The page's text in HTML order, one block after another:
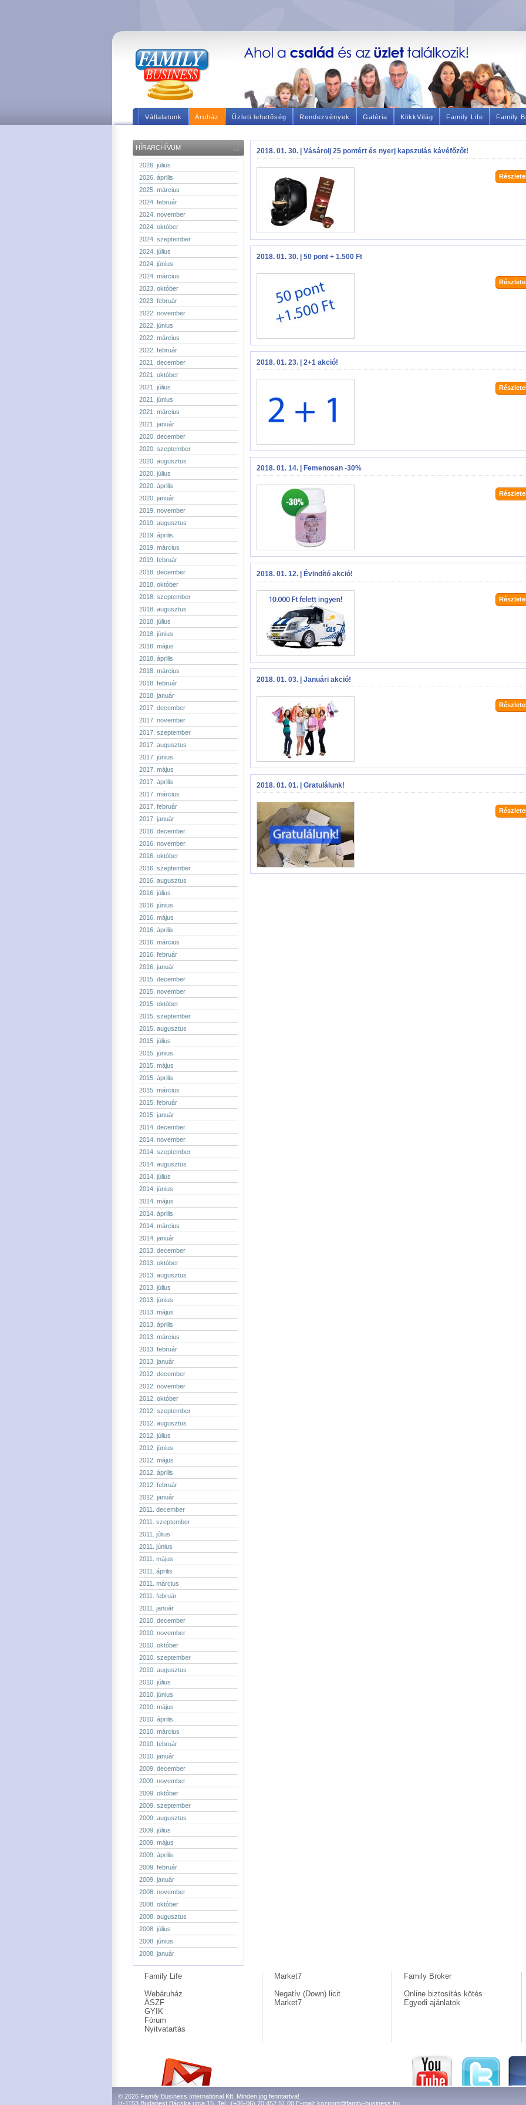
Vállalatunk Áruház Üzleti lehetőség Rendezvények Galéria KlikkVilág Family Life Family
HÍRARCHÍVUM
2026. július
2026. április
2025. március
2024. február
2024. november
2024. október
2024. szeptember
2024. július
2024. június
2024. március
2023. október
2023. február
2022. november
2022. június
2022. március
2022. február
2021. december
2021. október
2021. július
2021. június
2021. március
2021. január
2020. december
2020. szeptember
2020. augusztus
2020. július
2020. április
2020. január
2019. november
2019. augusztus
2019. április
2019. március
2019. február
2018. december
2018. október
2018. szeptember
2018. augusztus
2018. július
2018. június
2018. május
2018. április
2018. március
2018. február
2018. január
2017. december
2017. november
2017. szeptember
2017. augusztus
2017. június
2017. május
2017. április
2017. március
2017. február
2017. január
2016. december
2016. november
2016. október
2016. szeptember
2016. augusztus
2016. július
2016. június
2016. május
2016. április
2016. március
2016. február
2016. január
2015. december
2015. november
2015. október
2015. szeptember
2015. augusztus
2015. július
2015. június
2015. május
2015. április
2015. március
2015. február
2015. január
2014. december
2014. november
2014. szeptember
2014. augusztus
2014. július
2014. június
2014. május
2014. április
2014. március
2014. január
2013. december
2013. október
2013. augusztus
2013. július
2013. június
2013. május
2013. április
2013. március
2013. február
2013. január
2012. december
2012. november
2012. október
2012. szeptember
2012. augusztus
2012. július
2012. június
2012. május
2012. április
2012. február
2012. január
2011. december
2011. szeptember
2011. július
2011. június
2011. május
2011. április
2011. március
2011. február
2011. január
2010. december
2010. november
2010. október
2010. szeptember
2010. augusztus
2010. július
2010. június
2010. május
2010. április
2010. március
2010. február
2010. január
2009. december
2009. november
2009. október
2009. szeptember
2009. augusztus
2009. július
2009. május
2009. április
2009. február
2009. január
2008. november
2008. október
2008. augusztus
2008. július
2008. június
2008. január
2018. 01. 30. | Vásárolj 25 pontért és nyerj kapszulás kávéfőzőt!
2018. 01. 30. | 50 pont + 1.500 Ft
2018. 01. 23. | 2+1 akció!
2018. 01. 14. | Femenosan -30%
2018. 01. 12. | Évindító akció!
2018. 01. 03. | Januári akció!
2018. 01. 01. | Gratulálunk!
Family Life
Webáruház
ÁSZF
GYIK
Fórum
Nyitvatartás
Market7
Negatív (Down) licit
Market7
Family Broker
Online biztosítás kötés
Egyedi ajánlatok
© 2026 Family Business International Kft. Minden jog fenntartva!
H-1153 Budapest Bácska utca 15. Tel.: (+36-06) 70 452 51 00 E-mail: kozpont@family-business.hu